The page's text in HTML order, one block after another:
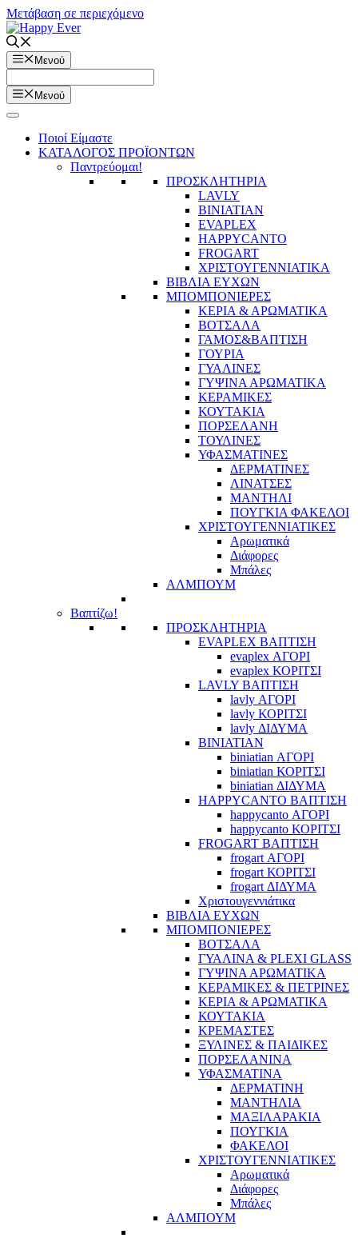
Μετάβαση σε περιεχόμενο
Μενού
Μενού
Ποιοί Είμαστε
ΚΑΤΑΛΟΓΟΣ ΠΡΟΪΟΝΤΩΝ
Παντρεύομαι!
ΠΡΟΣΚΛΗΤΗΡΙΑ
LAVLY
BINIATIAN
EVAPLEX
HAPPYCANTO
FROGART
ΧΡΙΣΤΟΥΓΕΝΝΙΑΤΙΚΑ
ΒΙΒΛΙΑ ΕΥΧΩΝ
ΜΠΟΜΠΟΝΙΕΡΕΣ
ΚΕΡΙΑ & ΑΡΩΜΑΤΙΚΑ
ΒΟΤΣΑΛΑ
ΓΑΜΟΣ&ΒΑΠΤΙΣΗ
ΓΟΥΡΙΑ
ΓΥΑΛΙΝΕΣ
ΓΥΨΙΝΑ ΑΡΩΜΑΤΙΚΑ
ΚΕΡΑΜΙΚΕΣ
ΚΟΥΤΑΚΙΑ
ΠΟΡΣΕΛΑΝΗ
ΤΟΥΛΙΝΕΣ
ΥΦΑΣΜΑΤΙΝΕΣ
ΔΕΡΜΑΤΙΝΕΣ
ΛΙΝΑΤΣΕΣ
ΜΑΝΤΗΛΙ
ΠΟΥΓΚΙΑ ΦΑΚΕΛΟΙ
ΧΡΙΣΤΟΥΓΕΝΝΙΑΤΙΚΕΣ
Αρωματικά
Διάφορες
Μπάλες
ΑΛΜΠΟΥΜ
Βαπτίζω!
ΠΡΟΣΚΛΗΤΗΡΙΑ
EVAPLEX ΒΑΠΤΙΣΗ
evaplex ΑΓΟΡΙ
evaplex ΚΟΡΙΤΣΙ
LAVLY ΒΑΠΤΙΣΗ
lavly ΑΓΟΡΙ
lavly ΚΟΡΙΤΣΙ
lavly ΔΙΔΥΜΑ
BINIATIAN
biniatian ΑΓΟΡΙ
biniatian ΚΟΡΙΤΣΙ
biniatian ΔΙΔΥΜΑ
HAPPYCANTO ΒΑΠΤΙΣΗ
happycanto ΑΓΟΡΙ
happycanto ΚΟΡΙΤΣΙ
FROGART ΒΑΠΤΙΣΗ
frogart ΑΓΟΡΙ
frogart ΚΟΡΙΤΣΙ
frogart ΔΙΔΥΜΑ
Χριστουγεννιάτικα
ΒΙΒΛΙΑ ΕΥΧΩΝ
ΜΠΟΜΠΟΝΙΕΡΕΣ
ΒΟΤΣΑΛΑ
ΓΥΑΛΙΝΑ & PLEXI GLASS
ΓΥΨΙΝΑ ΑΡΩΜΑΤΙΚΑ
ΚΕΡΑΜΙΚΕΣ & ΠΕΤΡΙΝΕΣ
ΚΕΡΙΑ & ΑΡΩΜΑΤΙΚΑ
ΚΟΥΤΑΚΙΑ
ΚΡΕΜΑΣΤΕΣ
ΞΥΛΙΝΕΣ & ΠΑΙΔΙΚΕΣ
ΠΟΡΣΕΛΑΝΙΝΑ
ΥΦΑΣΜΑΤΙΝA
ΔΕΡΜΑΤΙΝΗ
ΜΑΝΤΗΛΙΑ
ΜΑΞΙΛΑΡΑΚΙΑ
ΠΟΥΓΚΙΑ
ΦΑΚΕΛΟΙ
ΧΡΙΣΤΟΥΓΕΝΝΙΑΤΙΚΕΣ
Αρωματικά
Διάφορες
Μπάλες
ΑΛΜΠΟΥΜ